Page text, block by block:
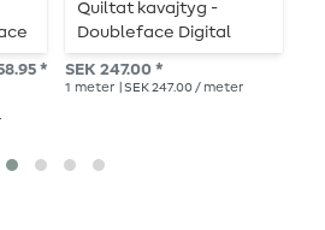
*
Quiltat kavajtyg -
Doubleface Digital
Flowers Lilac
SEK 247.00 *
1 meter | SEK 247.00 / meter